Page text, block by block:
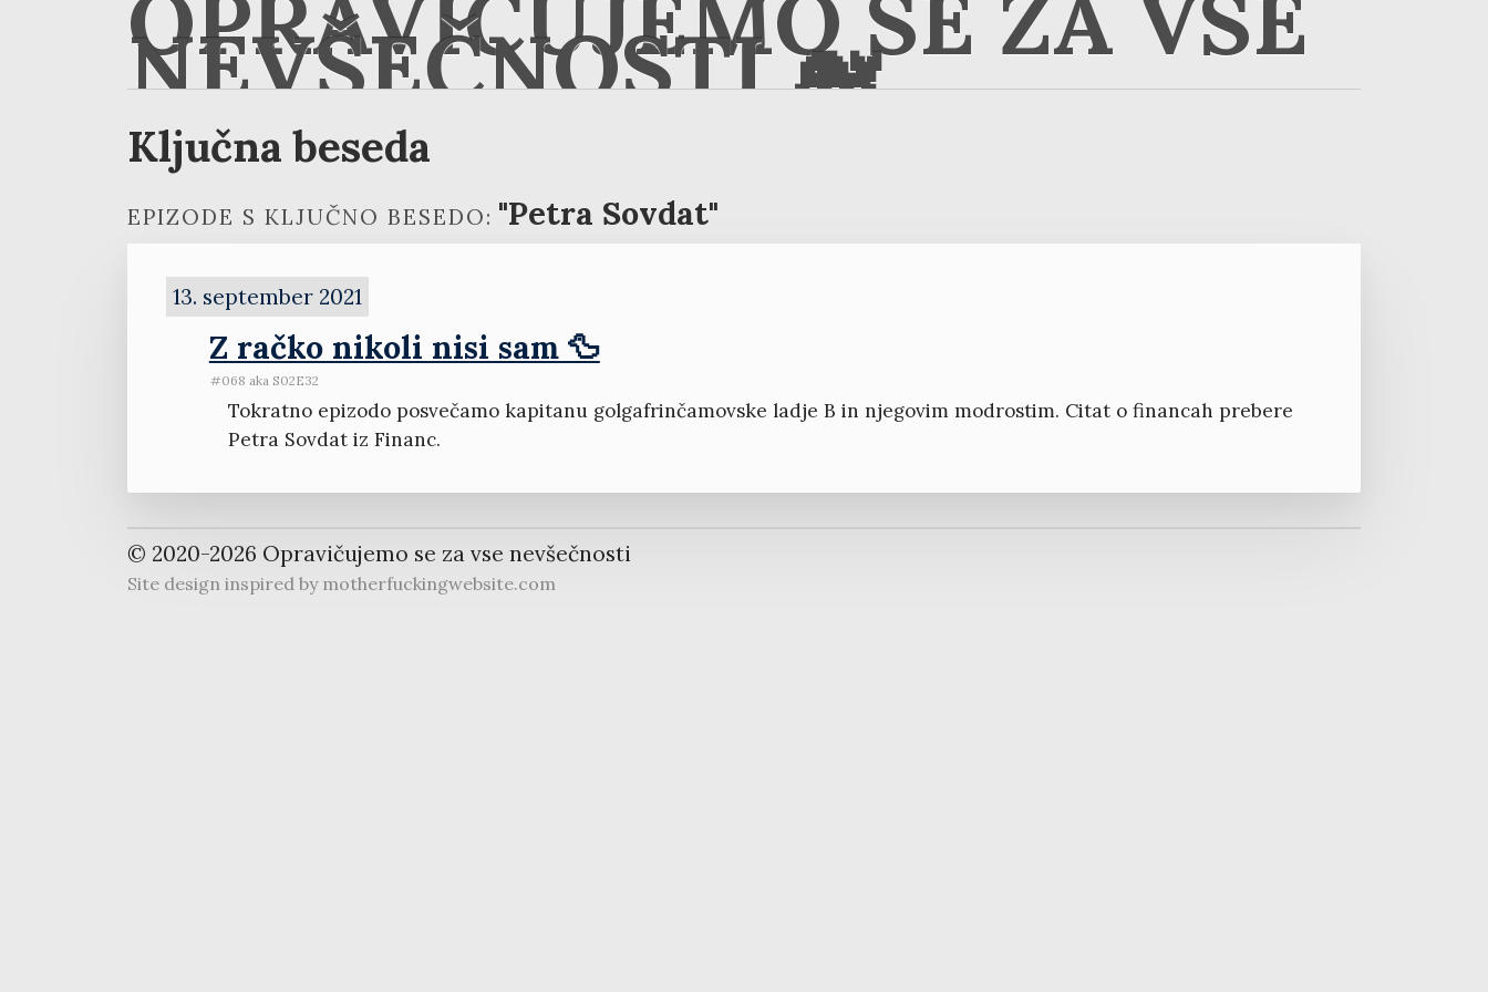
NEVŠEČNOSTI 🐋
Ključna beseda
EPIZODE S KLJUČNO BESEDO: "Petra Sovdat"
13. september 2021
Z račko nikoli nisi sam 🦆
#068 aka S02E32
Tokratno epizodo posvečamo kapitanu golgafrinčamovske ladje B in njegovim modrostim. Citat o financah prebere
Petra Sovdat iz Financ.
© 2020-2026 Opravičujemo se za vse nevšečnosti
Site design inspired by motherfuckingwebsite.com